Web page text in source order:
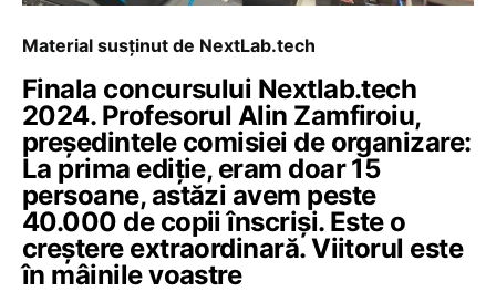
Material susținut de NextLab.tech
Finala concursului Nextlab.tech
2024. Profesorul Alin Zamfiroiu,
președintele comisiei de organizare:
La prima ediție, eram doar 15
persoane, astăzi avem peste
40.000 de copii înscriși. Este o
creștere extraordinară. Viitorul este
în mâinile voastre